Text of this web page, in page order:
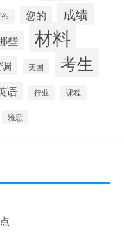
作 您的 成绩
些 材料
美国 考生
语 行业 课程
雅思